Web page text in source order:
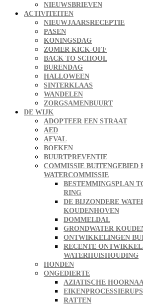
NIEUWSBRIEVEN
ACTIVITEITEN
NIEUWJAARSRECEPTIE
PASEN
KONINGSDAG
ZOMER KICK-OFF
BACK TO SCHOOL
BURENDAG
HALLOWEEN
SINTERKLAAS
WANDELEN
ZORGSAMENBUURT
DE WIJK
ADOPTEER EEN STRAAT
AED
AFVAL
BOEKEN
BUURTPREVENTIE
COMMISSIE BUITENGEBIED
WATERCOMMISSIE
BESTEMMINGSPLAN
RING
DE BIJZONDERE
KOUDENHOVEN
DOMMELDAL
GRONDWATER
ONTWIKKELINGEN
RECENTE
WATERHUISHOUDING
HONDEN
ONGEDIERTE
AZIATISCHE
EIKENPROCESSIERUPS
RATTEN